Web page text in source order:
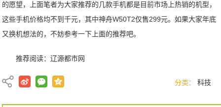
的愿望，上面笔者为大家推荐的几款手机都是目前市场上热销的机型，
这些手机价格均不到千元，其中神舟W50T2仅售299元。如果大家年底
又换机想法的，不妨参考一下上面的推荐吧。
推荐阅读：辽源都市网
分类： 科技